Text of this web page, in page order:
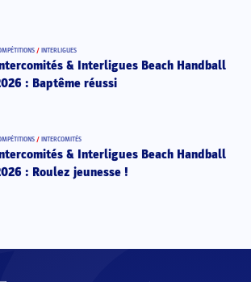
/ INTERLIGUES
& Interligues Beach Handball
: Baptême réussi
/ INTERCOMITÉS
& Interligues Beach Handball
: Roulez jeunesse !